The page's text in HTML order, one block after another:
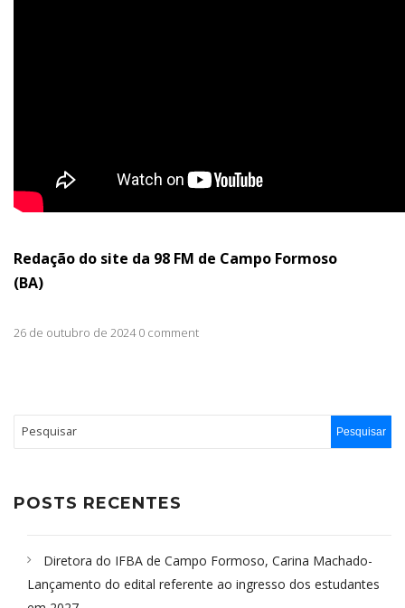
Redação do site da 98 FM de Campo Formoso
(BA)
26 de outubro de 2024 0 comment
POSTS RECENTES
Diretora do IFBA de Campo Formoso, Carina Machado-
Lançamento do edital referente ao ingresso dos estudantes